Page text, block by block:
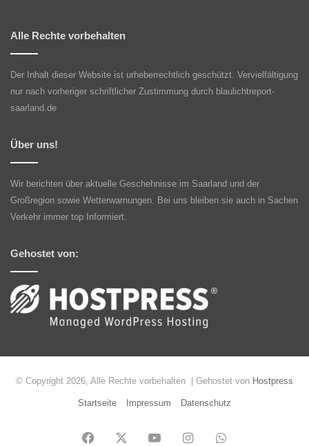
Alle Rechte vorbehalten
Der Inhalt dieser Website ist urheberrechtlich geschützt. Vervielfältigung
nur nach vorheriger schriftlicher Zustimmung durch blaulichtreport-
saarland.de
Über uns!
Wir berichten über aktuelle Geschehnisse im Saarland und der
Großregion sowie Wetterwarnungen. Bei uns bleiben sie auch in Sachen
Verkehr immer top Informiert.
Gehostet von:
© Copyright 2026, Alle Rechte vorbehalten | Gehostet von Hostpress
Startseite Impressum Datenschutz
Facebook YouTubeInstagramWhatsApp